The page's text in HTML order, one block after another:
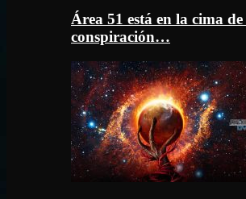
Área 51 está en la cima
conspiración…